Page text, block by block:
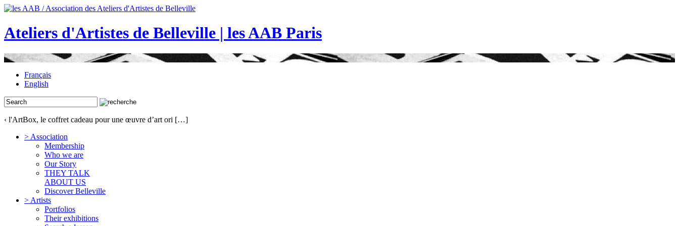
Ateliers d'Artistes de Belleville | les AAB Paris
Français
English
‹ l'ArtBox, le coffret cadeau pour une œuvre d’art ori […]
> Association
Membership
Who we are
Our Story
THEY TALK
ABOUT US
Discover Belleville
> Artists
Portfolios
Their exhibitions